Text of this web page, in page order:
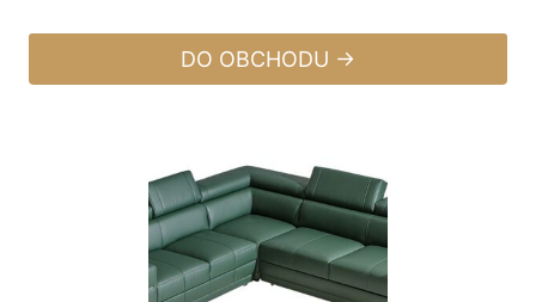
DO OBCHODU →